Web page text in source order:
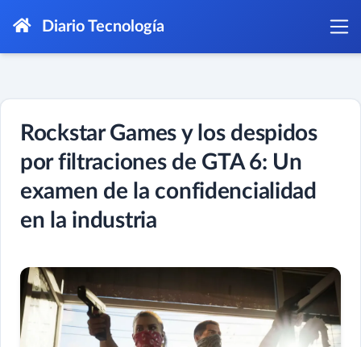
Diario Tecnología
Rockstar Games y los despidos
por filtraciones de GTA 6: Un
examen de la confidencialidad
en la industria